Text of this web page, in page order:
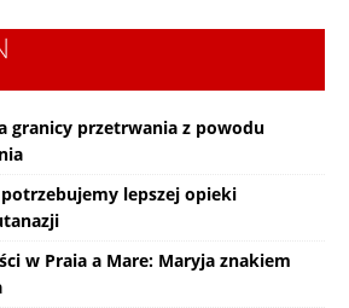
granicy przetrwania z powodu
lepszej opieki
w Praia a Mare: Maryja znakiem